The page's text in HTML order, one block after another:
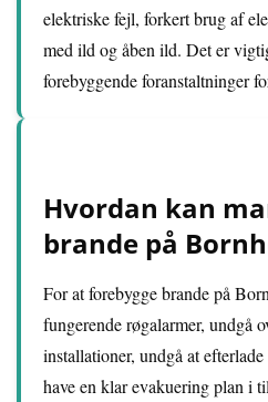
elektriske fejl, forkert brug af
med ild og åben ild. Det er
forebyggende foranstaltninger
Hvordan kan
brande på
For at forebygge brande på
fungerende røgalarmer, undgå
installationer, undgå at
have en klar evakuering plan i